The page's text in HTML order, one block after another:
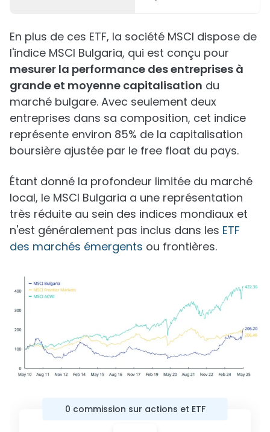
En plus de ces ETF, la société MSCI dispose de
l'indice MSCI Bulgaria, qui est conçu pour
mesurer la performance des entreprises à
grande et moyenne capitalisation du
marché bulgare. Avec seulement deux
entreprises dans sa composition, cet indice
représente environ 85% de la capitalisation
boursière ajustée par le free float du pays.
Étant donné la profondeur limitée du marché
local, le MSCI Bulgaria a une représentation
très réduite au sein des indices mondiaux et
n'est généralement pas inclus dans les ETF
des marchés émergents ou frontières.
0 commission sur actions et ETF